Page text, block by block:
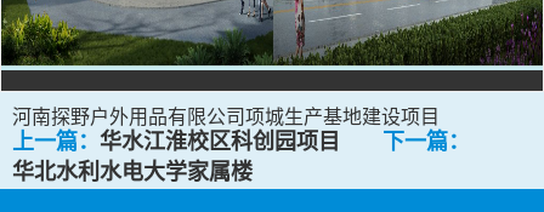
河南探野户外用品有限公司项城生产基地建设项目
上一篇： 华水江淮校区科创园项目
下一篇：
华北水利水电大学家属楼